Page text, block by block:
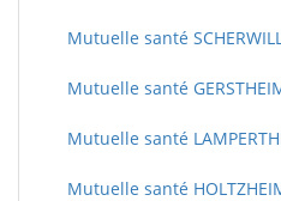
Mutuelle santé
Mutuelle santé
Mutuelle santé
Mutuelle santé